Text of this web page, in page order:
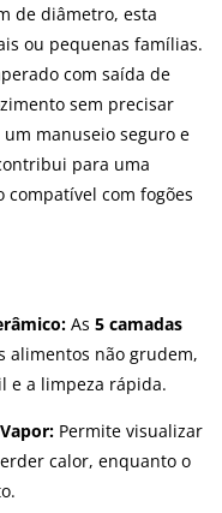
de diâmetro, esta
ou pequenas famílias.
com saída de
sem precisar
manuseio seguro e
para uma
com fogões
As 5 camadas
alimentos não grudem,
e a limpeza rápida.
Permite visualizar
calor, enquanto o